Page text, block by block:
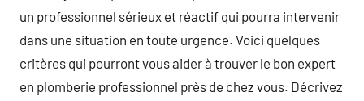
un professionnel sérieux et réactif qui pourra intervenir
dans une situation en toute urgence. Voici quelques
critères qui pourront vous aider à trouver le bon expert
en plomberie professionnel près de chez vous. Décrivez